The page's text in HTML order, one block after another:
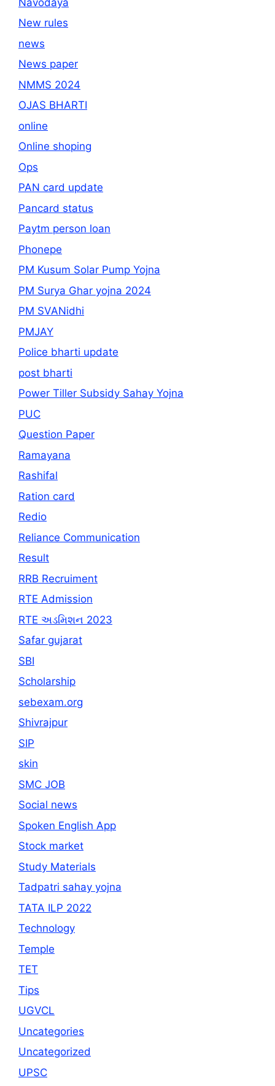
New rules
news
News paper
NMMS 2024
OJAS BHARTI
online
Online shoping
Ops
PAN card update
Pancard status
Paytm person loan
Phonepe
PM Kusum Solar Pump Yojna
PM Surya Ghar yojna 2024
PM SVANidhi
PMJAY
Police bharti update
post bharti
Power Tiller Subsidy Sahay Yojna
PUC
Question Paper
Ramayana
Rashifal
Ration card
Redio
Reliance Communication
Result
RRB Recruiment
RTE Admission
RTE અડમિશન 2023
Safar gujarat
SBI
Scholarship
sebexam.org
Shivrajpur
SIP
skin
SMC JOB
Social news
Spoken English App
Stock market
Study Materials
Tadpatri sahay yojna
TATA ILP 2022
Technology
Temple
TET
Tips
UGVCL
Uncategories
Uncategorized
UPSC